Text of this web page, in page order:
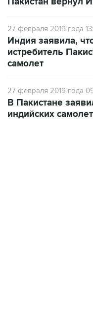
27 февраля 2019 года
Индия заявила,
истребитель
самолет
27 февраля 2019 года
В Пакистане
индийских